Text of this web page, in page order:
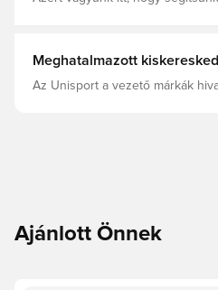
Meghatalmazott
Az Unisport a vezető márkák
Ajánlott Önnek